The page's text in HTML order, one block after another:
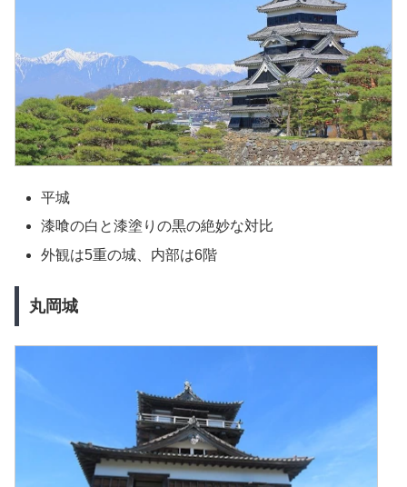
平城
漆喰の白と漆塗りの黒の絶妙な対比
外観は5重の城、内部は6階
丸岡城